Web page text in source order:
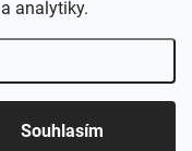
analytiky.
Souhlasím